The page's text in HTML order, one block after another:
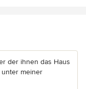
der ihnen das Haus
meiner